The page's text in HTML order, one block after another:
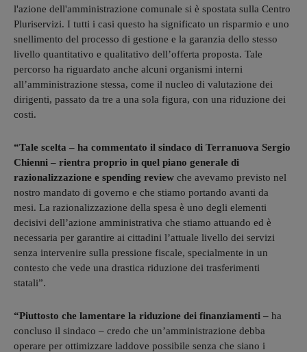
l'azione dell'amministrazione comunale si è spostata sulla Centro
Pluriservizi. I tutti i casi questo ha significato un risparmio e uno
snellimento del processo di gestione e la garanzia dello stesso
livello quantitativo e qualitativo dell’offerta proposta. Tale
percorso ha riguardato anche alcuni organismi interni
all’amministrazione stessa, come il nucleo di valutazione dei
dirigenti, passato da tre a una sola figura, con una riduzione dei
costi.
“Tale scelta – ha commentato il sindaco di Terranuova Sergio
Chienni – rientra proprio in quel piano generale di
razionalizzazione e spending review che avevamo previsto nel
nostro mandato di governo e che stiamo portando avanti da
mesi. La razionalizzazione della spesa è uno degli elementi
decisivi dell’azione amministrativa che stiamo attuando ed è
necessaria per garantire ai cittadini l’attuale livello dei servizi
senza intervenire sulla pressione fiscale, specialmente in un
contesto che vede una drastica riduzione dei trasferimenti
statali”.
“Piuttosto che lamentare la riduzione dei finanziamenti – ha
concluso il sindaco – credo che un’amministrazione debba
operare per ottimizzare laddove possibile senza che siano i